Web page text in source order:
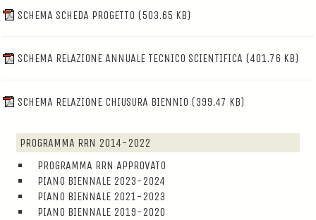
SCHEMA SCHEDA PROGETTO (503.65 KB)
SCHEMA RELAZIONE ANNUALE TECNICO SCIENTIFICA (401.76 KB)
SCHEMA RELAZIONE CHIUSURA BIENNIO (399.47 KB)
PROGRAMMA RRN 2014-2022
PROGRAMMA RRN APPROVATO
PIANO BIENNALE 2023-2024
PIANO BIENNALE 2021-2023
PIANO BIENNALE 2019-2020